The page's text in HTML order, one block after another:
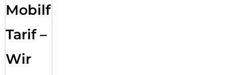
Mobilfunk
Tarif –
Wir